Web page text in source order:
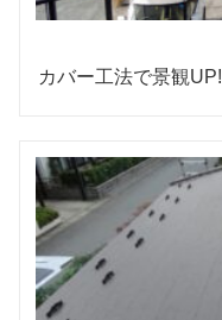
カバー工法で景観UP!